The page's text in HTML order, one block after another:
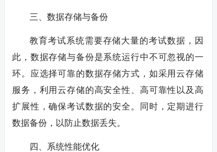
三、数据存储与备份
教育考试系统需要存储大量的考试数据，因
此，数据存储与备份是系统运行中不可忽视的一
环。应选择可靠的数据存储方式，如采用云存储
服务，利用云存储的高安全性、高可靠性以及高
扩展性，确保考试数据的安全。同时，定期进行
数据备份，以防止数据丢失。
四、系统性能优化